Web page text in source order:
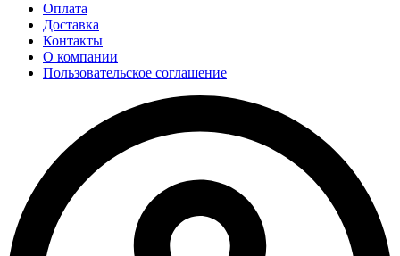
Оплата
Доставка
Контакты
О компании
Пользовательское соглашение